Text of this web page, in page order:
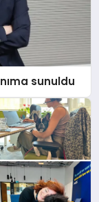
sunuldu